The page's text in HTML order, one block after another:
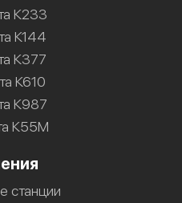
К233
К144
К377
К610
К987
К55М
станции